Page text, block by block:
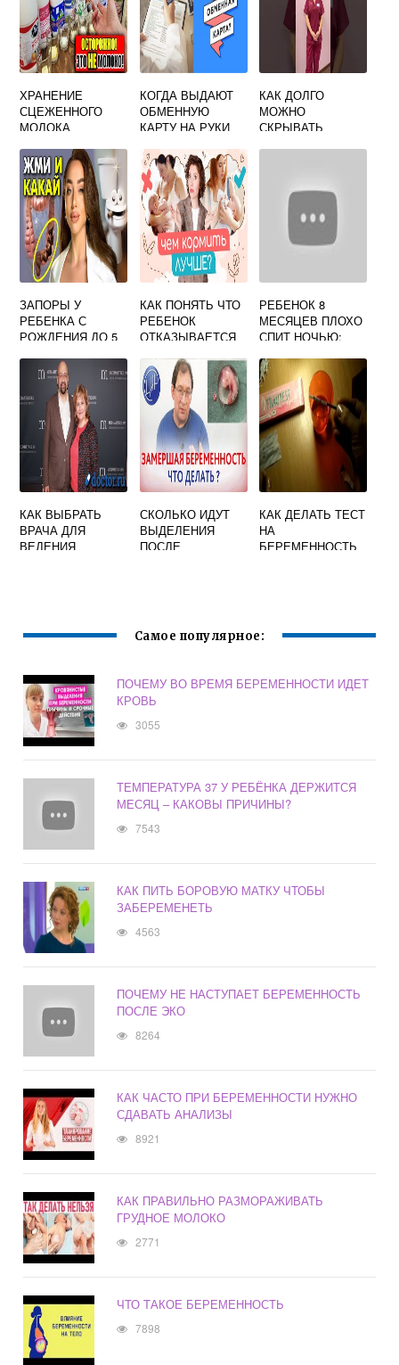
ХРАНЕНИЕ
СЦЕЖЕННОГО
МОЛОКА
КОГДА ВЫДАЮТ
ОБМЕННУЮ
КАРТУ НА РУКИ
КАК ДОЛГО
МОЖНО
СКРЫВАТЬ
ЗАПОРЫ У
РЕБЕНКА С
РОЖДЕНИЯ ДО 5
ЛЕЧЕНИЕ,
ВОЗРАСТНЫЕ
РАЗЛИЧИЯ
КАК ПОНЯТЬ ЧТО
РЕБЕНОК
ОТКАЗЫВАЕТСЯ
ВСКАРМЛИВАНИЯ
РЕБЕНОК 8
МЕСЯЦЕВ ПЛОХО
СПИТ НОЧЬЮ:
РЕШЕНИЕ
КАК ВЫБРАТЬ
ВРАЧА ДЛЯ
ВЕДЕНИЯ
СКОЛЬКО ИДУТ
ВЫДЕЛЕНИЯ
ПОСЛЕ
КАК ДЕЛАТЬ ТЕСТ
НА
БЕРЕМЕННОСТЬ
Самое популярное:
ПОЧЕМУ ВО ВРЕМЯ БЕРЕМЕННОСТИ ИДЕТ
КРОВЬ
3055
ТЕМПЕРАТУРА 37 У РЕБЁНКА ДЕРЖИТСЯ
МЕСЯЦ – КАКОВЫ ПРИЧИНЫ?
7543
КАК ПИТЬ БОРОВУЮ МАТКУ ЧТОБЫ
ЗАБЕРЕМЕНЕТЬ
4563
ПОЧЕМУ НЕ НАСТУПАЕТ БЕРЕМЕННОСТЬ
ПОСЛЕ ЭКО
8264
КАК ЧАСТО ПРИ БЕРЕМЕННОСТИ НУЖНО
СДАВАТЬ АНАЛИЗЫ
8921
КАК ПРАВИЛЬНО РАЗМОРАЖИВАТЬ
ГРУДНОЕ МОЛОКО
2771
ЧТО ТАКОЕ БЕРЕМЕННОСТЬ
7898